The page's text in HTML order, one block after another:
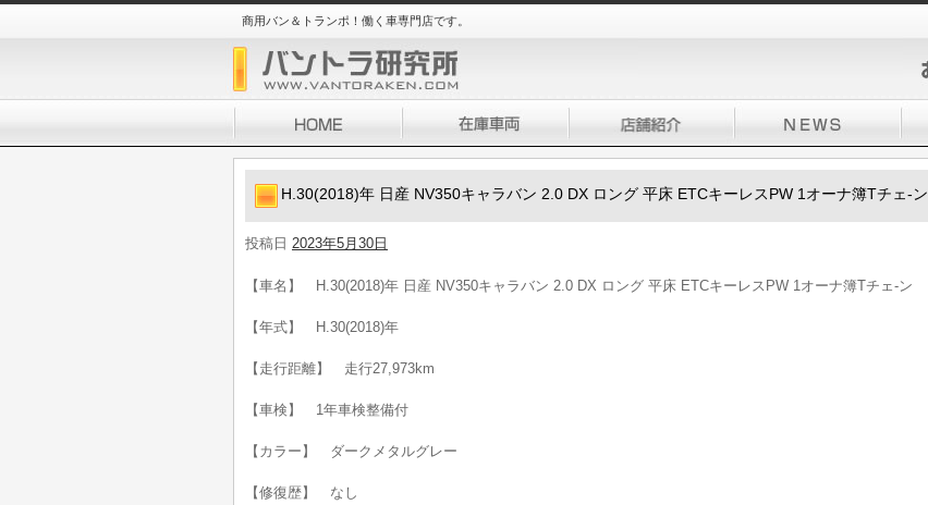
商用バン＆トランポ！働く車専門店です。
H.30(2018)年 日産 NV350キャラバン 2.0 DX ロング 平床 ETCキーレスPW 1オーナ簿Tチェ-ン
投稿日 2023年5月30日
【車名】 H.30(2018)年 日産 NV350キャラバン 2.0 DX ロング 平床 ETCキーレスPW 1オーナ簿Tチェ-ン
【年式】 H.30(2018)年
【走行距離】 走行27,973km
【車検】 1年車検整備付
【カラー】 ダークメタルグレー
【修復歴】 なし